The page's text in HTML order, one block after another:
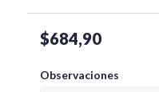
$684,90
Observaciones